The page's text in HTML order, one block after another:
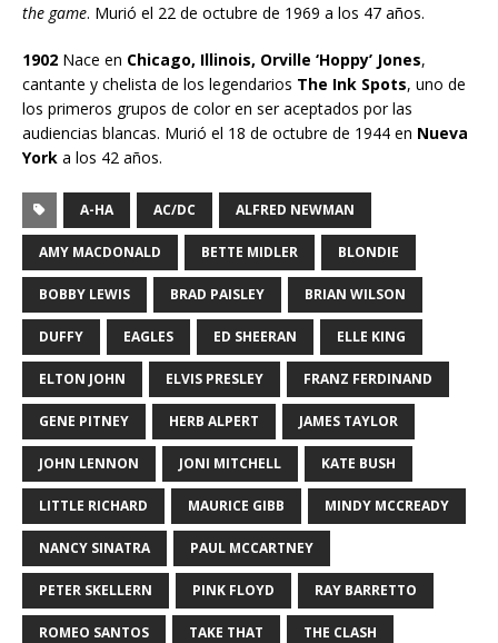
the game. Murió el 22 de octubre de 1969 a los 47 años.
1902 Nace en Chicago, Illinois, Orville ‘Hoppy’ Jones,
cantante y chelista de los legendarios The Ink Spots, uno de
los primeros grupos de color en ser aceptados por las
audiencias blancas. Murió el 18 de octubre de 1944 en Nueva
York a los 42 años.
A-HA AC/DC ALFRED NEWMAN
AMY MACDONALD BETTE MIDLER BLONDIE
BOBBY LEWIS BRAD PAISLEY BRIAN WILSON
DUFFY EAGLES ED SHEERAN ELLE KING
ELTON JOHN ELVIS PRESLEY FRANZ FERDINAND
GENE PITNEY HERB ALPERT JAMES TAYLOR
JOHN LENNON JONI MITCHELL KATE BUSH
LITTLE RICHARD MAURICE GIBB MINDY MCCREADY
NANCY SINATRA PAUL MCCARTNEY
PETER SKELLERN PINK FLOYD RAY BARRETTO
ROMEO SANTOS TAKE THAT THE CLASH